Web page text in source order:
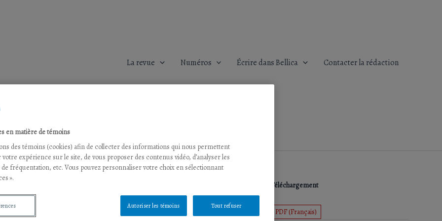
La revue Numéros Écrire dans Bellica Contacter la rédaction
Téléchargement
PDF (Français)
en matière de témoins
des témoins (cookies) afin de collecter des informations qui nous permettent
votre expérience sur le site, de vous proposer des contenus vidéo, d’analyser les
de fréquentation, etc. Vous pouvez personnaliser votre choix en sélectionnant
».
Tout refuser
Autoriser les témoins